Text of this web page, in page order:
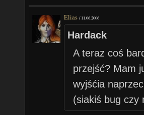
Elias /11.06.2006
Hardack
A teraz coś
przejść? Mam
wyjśćia
(siakiś bug czy